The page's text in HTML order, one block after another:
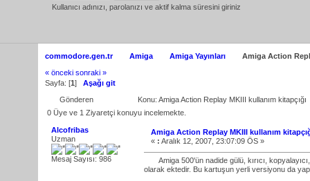
Kullanıcı adınızı, parolanızı ve aktif kalma süresini giriniz
commodore.gen.tr Amiga Amiga Yayınları
Amiga Action
« önceki sonraki »
Sayfa: [1] Aşağı git
Gönderen
Konu: Amiga Action Replay MKIII kullanım
0 Üye ve 1 Ziyaretçi konuyu incelemekte.
Alcofribas
Uzman
Mesaj Sayısı: 986
Amiga Action Replay MKIII kullanım
« : Aralık 12, 2007, 23:07:09 ÖS »
Amiga 500'ün nadide gülü, kırıcı, kopyalayıcı,
olarak ektedir. Bu kartuşun yerli versiyonu da